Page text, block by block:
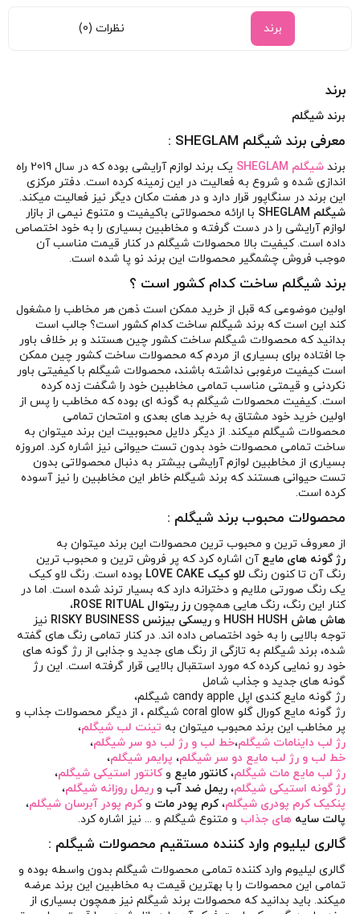
برند نظرات (0)
برند
برند شیگلم
معرفی برند شیگلم SHEGLAM :
برند شیگلم SHEGLAM
یک برند لوازم آرایشی بوده که در سال 2019 راه
اندازی شده و شروع به فعالیت در این زمینه کرده است. دفتر مرکزی
این برند در سنگاپور قرار دارد و در هفت مکان دیگر نیز فعالیت میکند.
شیگلم SHEGLAM
با ارائه محصولاتی باکیفیت و متنوع نیمی از بازار
لوازم آرایشی را در دست گرفته و مخاطبین بسیاری را به خود اختصاص
داده است. کیفیت بالا محصولات شیگلم در کنار قیمت مناسب آن
موجب فروش چشمگیر محصولات این برند نو پا شده است.
برند شیگلم ساخت کدام کشور است ؟
اولین موضوعی که قبل از خرید ممکن است ذهن هر مخاطب را مشغول
کند این است که برند شیگلم ساخت کدام کشور است؟ جالب است
بدانید که محصولات شیگلم ساخت کشور چین هستند و بر خلاف باور
جا افتاده برای بسیاری از مردم که محصولات ساخت کشور چین ممکن
است کیفیت مرغوبی نداشته باشند، محصولات شیگلم با کیفیتی باور
نکردنی و قیمتی مناسب تمامی مخاطبین خود را شگفت زده کرده
است. کیفیت محصولات شیگلم به گونه ای بوده که مخاطب را پس از
اولین خرید خود مشتاق به خرید های بعدی و امتحان تمامی
محصولات شیگلم میکند. از دیگر دلایل محبوبیت این برند میتوان به
ساخت تمامی محصولات خود بدون تست حیوانی نیز اشاره کرد. امروزه
بسیاری از مخاطبین لوازم آرایشی بیشتر به دنبال محصولاتی بدون
تست حیوانی هستند که برند شیگلم خاطر این مخاطبین را نیز آسوده
کرده است.
محصولات محبوب برند شیگلم :
از معروف ترین و محبوب ترین محصولات این برند میتوان به
رژ گونه های مایع آن اشاره کرد که پر فروش ترین و محبوب ترین
رنگ آن تا کنون رنگ لاو کیک LOVE CAKE
بوده است. رنگ لاو کیک
یک رنگ صورتی ملایم و دخترانه دارد که بسیار ترند شده است. اما در
کنار این رنگ، رنگ هایی همچون رز ریتوال ROSE RITUAL
،
هاش هاش HUSH HUSH
و ریسکی بیزنس RISKY BUSINESS
نیز
توجه بالایی را به خود اختصاص داده اند. در کنار تمامی رنگ های گفته
شده، برند شیگلم به تازگی از رنگ های جدید و جذابی از رژ گونه های
خود رو نمایی کرده که مورد استقبال بالایی قرار گرفته است. این رژ
گونه های جدید و جذاب شامل
رژ گونه مایع کندی اپل candy apple شیگلم
،
رژ گونه مایع کورال گلو coral glow شیگلم
، از دیگر محصولات جذاب و
پر مخاطب این برند محبوب میتوان به تینت لب شیگلم،
رژ لب داینامات شیگلم،خط لب و رژ لب دو سر شیگلم،
خط لب و رژ لب مایع دو سر شیگلم، پرایمر شیگلم،
رژ لب مایع مات شیگلم،کانتور مایع وکانتور استیکی شیگلم،
رژ گونه استیکی شیگلم، ریمل ضد آب و ریمل روزانه شیگلم،
پنکیک کرم پودری شیگلم،کرم پودر مات وکرم پودر آبرسان شیگلم،
پالت سایه های جذاب و متنوع شیگلم و ... نیز اشاره کرد.
گالری لیلیوم وارد کننده مستقیم محصولات شیگلم :
گالری لیلیوم وارد کننده تمامی محصولات شیگلم بدون واسطه بوده و
تمامی این محصولات را با بهترین قیمت به مخاطبین این برند عرضه
میکند. باید بدانید که محصولات برند شیگلم نیز همچون بسیاری از